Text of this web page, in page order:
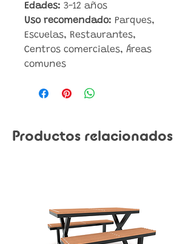
Edades: 3-12 años
Uso recomendado: Parques,
Escuelas, Restaurantes,
Centros comerciales, Áreas
comunes
Productos relacionados